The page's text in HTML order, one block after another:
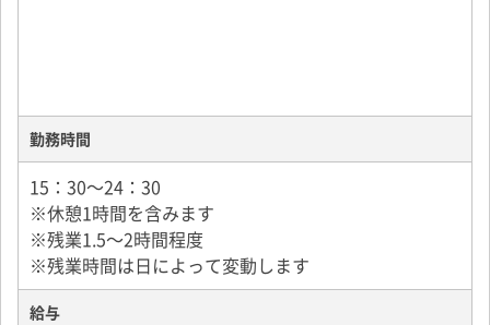
勤務時間
15：30～24：30
※休憩1時間を含みます
※残業1.5～2時間程度
※残業時間は日によって変動します
給与